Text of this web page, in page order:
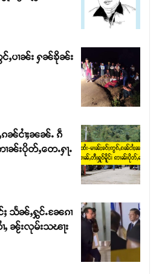
SHAN
ၼ်းမိူင်း ၵူႈတီႈၵူႈလႅၼ်ပေႃးတေၸွ
ႁွၵ်ႈ လႆႈယူႇၶႃႈဢေႃႈ။
ႇပၢၼ်း ႁၼ်ၶိုၼ်း
ၵၼ်ငၢႆႈၼၼ်ႉ ၵဵ
ၼ်းပိုတ်ႇတေႉႁႃႉ
သႅၼ်ႇႁွင်ႉၼႄၵၢ
ၼႂ်းလုမ်းသၽႃး